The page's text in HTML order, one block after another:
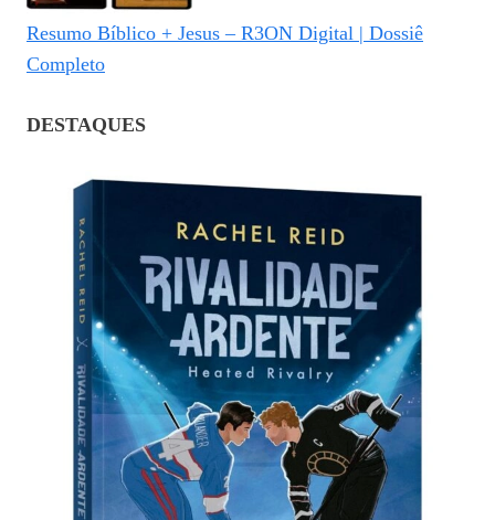
Resumo Bíblico + Jesus – R3ON Digital | Dossiê
Completo
DESTAQUES